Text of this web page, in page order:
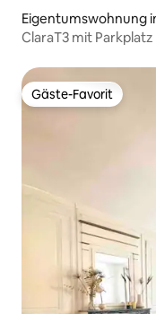
Eigentumswohnung
ClaraT3 mit
Gäste-Favorit
Gäste-Favorit